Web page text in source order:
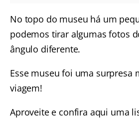
No topo do museu há um
podemos tirar algumas fotos
ângulo diferente.
Esse museu foi uma surpresa
viagem!
Aproveite e confira aqui uma